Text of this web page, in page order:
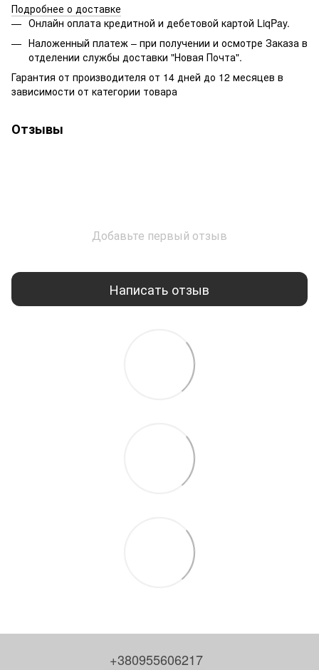
Подробнее о доставке
Онлайн оплата кредитной и дебетовой картой LiqPay.
Наложенный платеж – при получении и осмотре Заказа в
отделении службы доставки "Новая Почта".
Гарантия от производителя от 14 дней до 12 месяцев в
зависимости от категории товара
Отзывы
Добавьте первый отзыв
Написать отзыв
+380955606217